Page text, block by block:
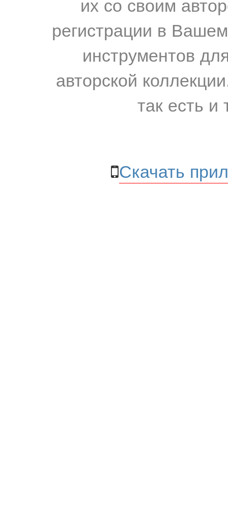
регистрации в
инструментов
авторской
так есть и
Скачать